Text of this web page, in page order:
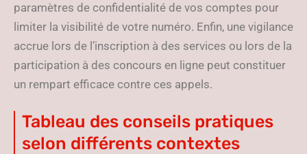
paramètres de confidentialité de vos comptes pour
limiter la visibilité de votre numéro. Enfin, une vigilance
accrue lors de l’inscription à des services ou lors de la
participation à des concours en ligne peut constituer
un rempart efficace contre ces appels.
Tableau des conseils pratiques
selon différents contextes